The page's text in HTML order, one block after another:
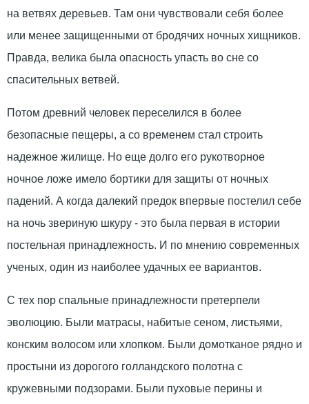
на ветвях деревьев. Там они чувствовали себя более
или менее защищенными от бродячих ночных хищников.
Правда, велика была опасность упасть во сне со
спасительных ветвей.
Потом древний человек переселился в более
безопасные пещеры, а со временем стал строить
надежное жилище. Но еще долго его рукотворное
ночное ложе имело бортики для защиты от ночных
падений. А когда далекий предок впервые постелил себе
на ночь звериную шкуру - это была первая в истории
постельная принадлежность. И по мнению современных
ученых, один из наиболее удачных ее вариантов.
С тех пор спальные принадлежности претерпели
эволюцию. Были матрасы, набитые сеном, листьями,
конским волосом или хлопком. Были домотканое рядно и
простыни из дорогого голландского полотна с
кружевными подзорами. Были пуховые перины и